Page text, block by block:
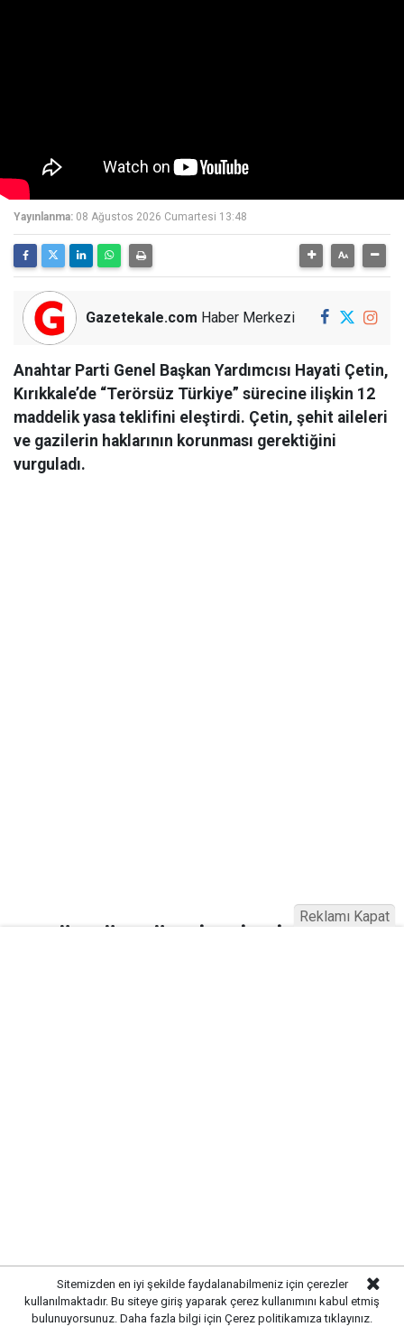
Yayınlanma: 08 Ağustos 2026 Cumartesi 13:48
Gazetekale.com Haber Merkezi
Anahtar Parti Genel Başkan Yardımcısı Hayati Çetin,
Kırıkkale’de “Terörsüz Türkiye” sürecine ilişkin 12
maddelik yasa teklifini eleştirdi. Çetin, şehit aileleri
ve gazilerin haklarının korunması gerektiğini
vurguladı.
Sitemizden en iyi şekilde faydalanabilmeniz için çerezler
kullanılmaktadır. Bu siteye giriş yaparak çerez kullanımını kabul etmiş
bulunuyorsunuz. Daha fazla bilgi için Çerez politikamıza tıklayınız.
Reklamı Kapat